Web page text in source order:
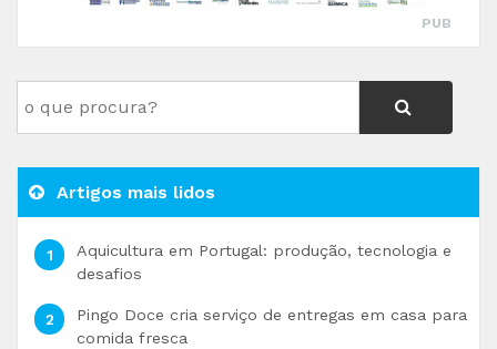
PUB
Artigos mais lidos
Aquicultura em Portugal: produção, tecnologia e
desafios
Pingo Doce cria serviço de entregas em casa para
comida fresca